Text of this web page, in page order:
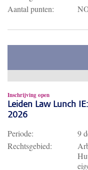
Aantal punten:
Inschrijving open
Leiden Law Lunch
2026
Periode:
9
Rechtsgebied: